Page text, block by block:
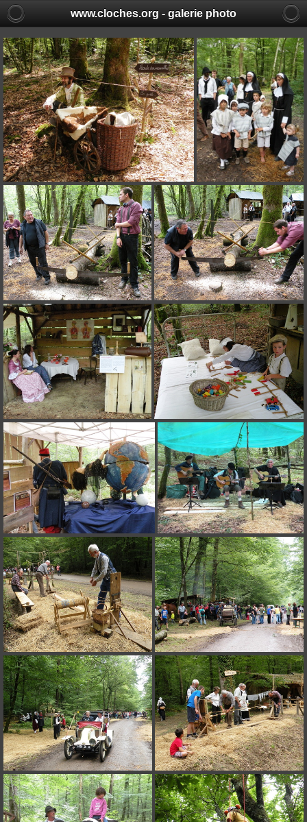
www.cloches.org - galerie photo